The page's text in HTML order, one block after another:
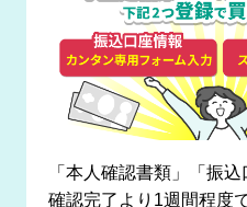
「本人確認書類」「振
確認完了より1週間程度